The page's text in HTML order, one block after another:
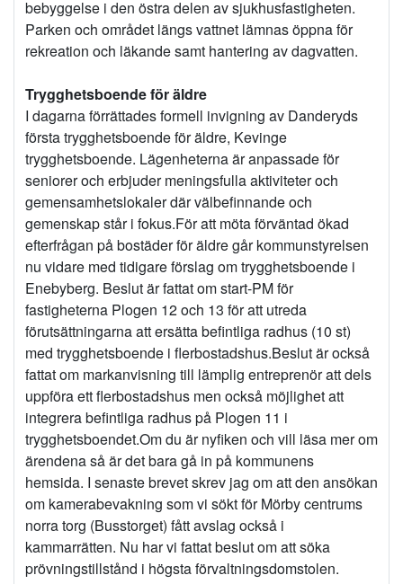
bebyggelse i den östra delen av sjukhusfastigheten.
Parken och området längs vattnet lämnas öppna för
rekreation och läkande samt hantering av dagvatten.
Trygghetsboende för äldre
I dagarna förrättades formell invigning av Danderyds
första trygghetsboende för äldre, Kevinge
trygghetsboende. Lägenheterna är anpassade för
seniorer och erbjuder meningsfulla aktiviteter och
gemensamhetslokaler där välbefinnande och
gemenskap står i fokus.För att möta förväntad ökad
efterfrågan på bostäder för äldre går kommunstyrelsen
nu vidare med tidigare förslag om trygghetsboende i
Enebyberg. Beslut är fattat om start-PM för
fastigheterna Plogen 12 och 13 för att utreda
förutsättningarna att ersätta befintliga radhus (10 st)
med trygghetsboende i flerbostadshus.Beslut är också
fattat om markanvisning till lämplig entreprenör att dels
uppföra ett flerbostadshus men också möjlighet att
integrera befintliga radhus på Plogen 11 i
trygghetsboendet.Om du är nyfiken och vill läsa mer om
ärendena så är det bara gå in på kommunens
hemsida. I senaste brevet skrev jag om att den ansökan
om kamerabevakning som vi sökt för Mörby centrums
norra torg (Busstorget) fått avslag också i
kammarrätten. Nu har vi fattat beslut om att söka
prövningstillstånd i högsta förvaltningsdomstolen.